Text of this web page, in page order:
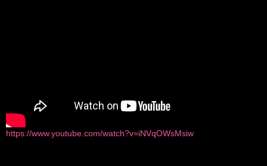
https://www.youtube.com/watch?v=iNVqOWsMsiw